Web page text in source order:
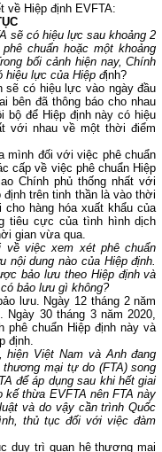
về Hiệp định EVFTA:
sẽ có hiệu lực sau khoảng 2
chuẩn hoặc một khoảng
bối cảnh hiện nay, Chính
hiệu lực của Hiệp định?
sẽ có hiệu lực vào ngày đầu
bên đã thông báo cho nhau
bộ để Hiệp định này có hiệu
với nhau về một thời điểm
mình đối với việc phê chuẩn
cấp về việc phê chuẩn Hiệp
Chính phủ thống nhất với
trên tinh thần là vào thời
hàng hóa xuất khẩu của
tiêu cực của tình hình dịch
gian vừa qua.
về việc xem xét phê chuẩn
nội dung nào của Hiệp định.
bảo lưu theo Hiệp định và
bảo lưu gì không?
lưu. Ngày 12 tháng 2 năm
Ngày 30 tháng 3 năm 2020,
phê chuẩn Hiệp định này và
định.
hiện Việt Nam và Anh đang
mại tự do (FTA) song
để áp dụng sau khi hết giai
kế thừa EVFTA nên FTA này
và do vậy cần trình Quốc
thủ tục đối với việc đàm
duy trì quan hệ thương mại